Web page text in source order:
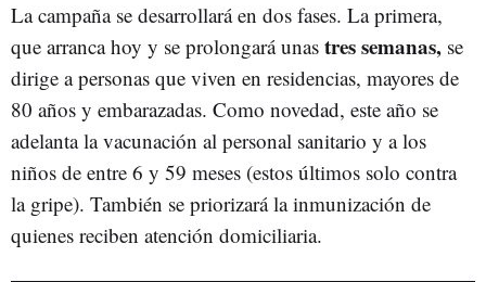
La campaña se desarrollará en dos fases. La primera,
que arranca hoy y se prolongará unas tres semanas, se
dirige a personas que viven en residencias, mayores de
80 años y embarazadas. Como novedad, este año se
adelanta la vacunación al personal sanitario y a los
niños de entre 6 y 59 meses (estos últimos solo contra
la gripe). También se priorizará la inmunización de
quienes reciben atención domiciliaria.